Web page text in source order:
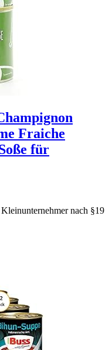
Fraiche
für
nach §19